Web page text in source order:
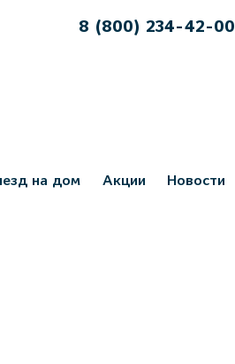
8 (800) 234-42-00
на дом Акции Новости